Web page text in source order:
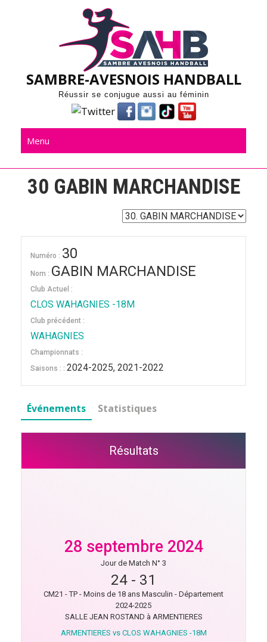
SAMBRE-AVESNOIS HANDBALL
Réussir se conjugue aussi au féminin
Menu
30 GABIN MARCHANDISE
Numéro : 30
Nom : GABIN MARCHANDISE
Club Actuel :
CLOS WAHAGNIES -18M
Club précédent :
WAHAGNIES
Championnats :
Saisons : : 2024-2025, 2021-2022
Événements Statistiques
Résultats
28 septembre 2024
Jour de Match N° 3
24 - 31
CM21 - TP - Moins de 18 ans Masculin - Département
2024-2025
SALLE JEAN ROSTAND à ARMENTIERES
ARMENTIERES vs CLOS WAHAGNIES -18M